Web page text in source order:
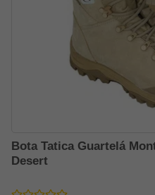
Bota Tatica Guartelá
Desert